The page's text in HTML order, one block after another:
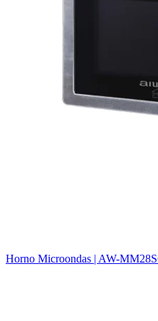
Horno Microondas | AW-